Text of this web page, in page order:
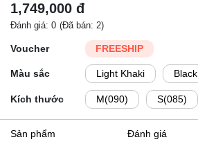
1,749,000 đ
Đánh giá: 0 (Đã bán: 2)
Voucher FREESHIP
Màu sắc Light Khaki Black
Kích thước M(090) S(085)
Sản phẩm Đánh giá